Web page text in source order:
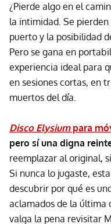
¿Pierde algo en el
la intimidad. Se
puerto y la posibilidad
Pero se gana en
experiencia ideal para
en sesiones cortas, en
muertos del día.
Disco Elysiumpara
pero sí una digna
reemplazar al original,
Si nunca lo jugaste,
descubrir por qué es
aclamados de la última
valga la pena revisitar